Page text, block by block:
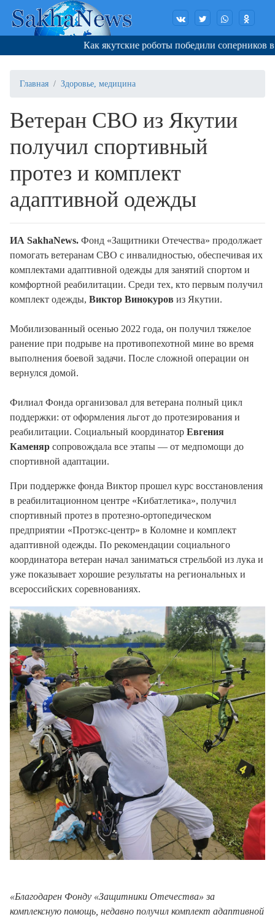
Как якутские роботы победили соперников в
Главная Здоровье, медицина
Ветеран СВО из Якутии
получил спортивный
протез и комплект
адаптивной одежды
ИА SakhaNews. Фонд «Защитники Отечества» продолжает
помогать ветеранам СВО с инвалидностью, обеспечивая их
комплектами адаптивной одежды для занятий спортом и
комфортной реабилитации. Среди тех, кто первым получил
комплект одежды, Виктор Винокуров из Якутии.
Мобилизованный осенью 2022 года, он получил тяжелое
ранение при подрыве на противопехотной мине во время
выполнения боевой задачи. После сложной операции он
вернулся домой.
Филиал Фонда организовал для ветерана полный цикл
поддержки: от оформления льгот до протезирования и
реабилитации. Социальный координатор Евгения
Каменяр сопровождала все этапы — от медпомощи до
спортивной адаптации.
При поддержке фонда Виктор прошел курс восстановления
в реабилитационном центре «Кибатлетика», получил
спортивный протез в протезно-ортопедическом
предприятии «Протэкс-центр» в Коломне и комплект
адаптивной одежды. По рекомендации социального
координатора ветеран начал заниматься стрельбой из лука и
уже показывает хорошие результаты на региональных и
всероссийских соревнованиях.
«Благодарен Фонду «Защитники Отечества» за
комплексную помощь, недавно получил комплект адаптивной